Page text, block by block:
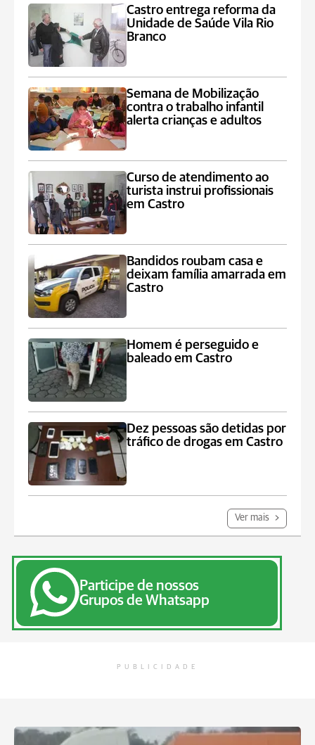
Castro entrega reforma da
Unidade de Saúde Vila Rio
Branco
Semana de Mobilização
contra o trabalho infantil
alerta crianças e adultos
Curso de atendimento ao
turista instrui profissionais
em Castro
Bandidos roubam casa e
deixam família amarrada em
Castro
Homem é perseguido e
baleado em Castro
Dez pessoas são detidas por
tráfico de drogas em Castro
Ver mais
Participe de nossos
Grupos de Whatsapp
PUBLICIDADE